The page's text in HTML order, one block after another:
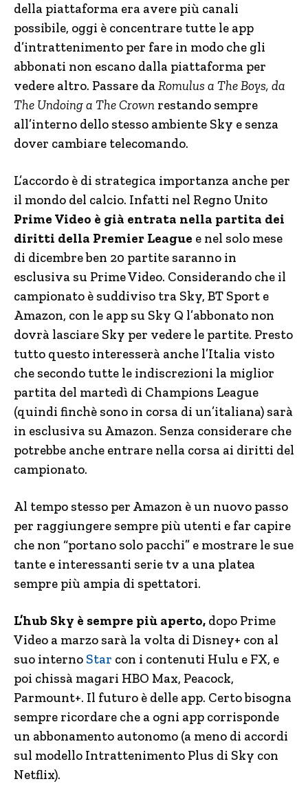
della piattaforma era avere più canali
possibile, oggi è concentrare tutte le app
d’intrattenimento per fare in modo che gli
abbonati non escano dalla piattaforma per
vedere altro. Passare daRomulus a The Boys, da
The Undoing a The Crown restando sempre
all’interno dello stesso ambiente Sky e senza
dover cambiare telecomando.
L’accordo è di strategica importanza anche per
il mondo del calcio. Infatti nel Regno Unito
Prime Video è già entrata nella partita dei
diritti della Premier League e nel solo mese
di dicembre ben 20 partite saranno in
esclusiva su Prime Video. Considerando che il
campionato è suddiviso tra Sky, BT Sport e
Amazon, con le app su Sky Q l’abbonato non
dovrà lasciare Sky per vedere le partite. Presto
tutto questo interesserà anche l’Italia visto
che secondo tutte le indiscrezioni la miglior
partita del martedì di Champions League
(quindi finchè sono in corsa di un’italiana) sarà
in esclusiva su Amazon. Senza considerare che
potrebbe anche entrare nella corsa ai diritti del
campionato.
Al tempo stesso per Amazon è un nuovo passo
per raggiungere sempre più utenti e far capire
che non “portano solo pacchi” e mostrare le sue
tante e interessanti serie tv a una platea
sempre più ampia di spettatori.
L’hub Sky è sempre più aperto, dopo Prime
Video a marzo sarà la volta di Disney+ con al
suo interno Star con i contenuti Hulu e FX, e
poi chissà magari HBO Max, Peacock,
Parmount+. Il futuro è delle app. Certo bisogna
sempre ricordare che a ogni app corrisponde
un abbonamento autonomo (a meno di accordi
sul modello Intrattenimento Plus di Sky con
Netflix).